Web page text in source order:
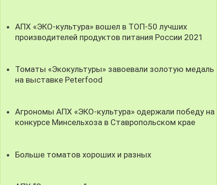
АПХ «ЭКО-культура» вошел в ТОП-50 лучших
производителей продуктов питания России 2021
Томаты «Экокультуры» завоевали золотую медаль
на выставке Peterfood
Агрономы АПХ «ЭКО-культура» одержали победу на
конкурсе Минсельхоза в Ставропольском крае
Больше томатов хороших и разных